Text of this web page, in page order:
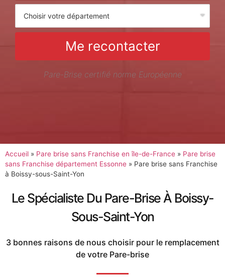
Me recontacter
Pare-Brise certifié norme Européenne
Accueil » Pare brise sans Franchise en île-de-France » Pare brise
sans Franchise département Essonne » Pare brise sans Franchise
à Boissy-sous-Saint-Yon
Le Spécialiste Du Pare-Brise À Boissy-
Sous-Saint-Yon
3 bonnes raisons de nous choisir pour le remplacement
de votre Pare-brise